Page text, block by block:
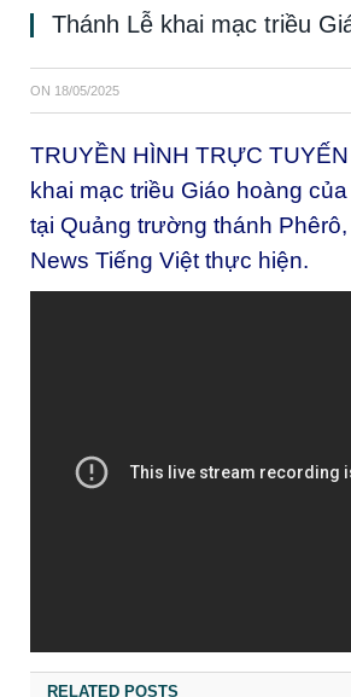
Thánh Lễ khai mạc triều
ON 18/05/2025
TRUYỀN HÌNH TRỰC
khai mạc triều Giáo hoàng
tại Quảng trường thánh
News Tiếng Việt thực hiện.
RELATED POSTS